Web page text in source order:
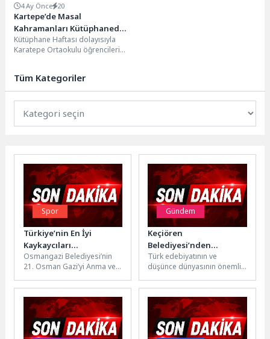
4 Ay Önce 20
Kartepe’de Masal
Kahramanları Kütüphanede
Buluştu
Kütüphane Haftası dolayısıyla
Karatepe Ortaokulu öğrencileri
kahramanlarının kostümleriyle...
Tüm Kategoriler
Spor
Türkiye’nin En İyi
Kaykaycıları
Osmangazi’de Nefes
Kesti
Osmangazi Belediyesi’nin
21. Osman Gazi’yi Anma ve
Etkinlikleri kapsamında
düzenlediği Kaykay Sokak...
Gündem
Keçiören
Belediyesi’nden
Abdurrahim Karakoç’un
Anısına Vefa
Türk edebiyatının ve
düşünce dünyasının önemli
Abdurrahim Karakoç’un
Bağlum Mezarlığı’nda yer...